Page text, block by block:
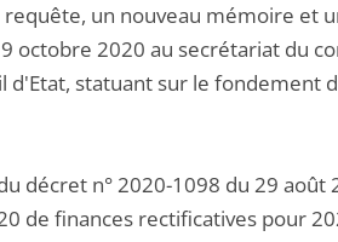
requête, un nouveau mémoire
2020 au secrétariat du
d'Etat, statuant sur le fondement
décret n° 2020-1098 du 29
de finances rectificatives pour